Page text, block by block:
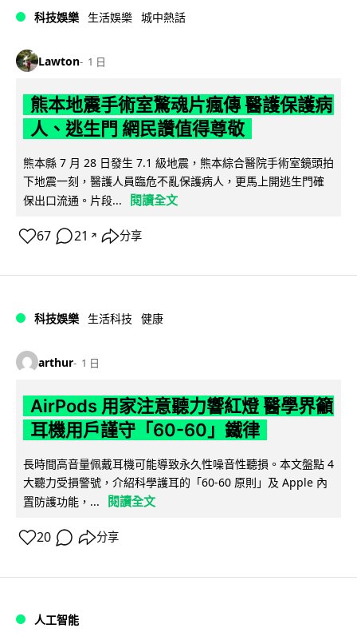
科技娛樂 生活娛樂 城中熱話
Lawton 1 日
熊本地震手術室驚魂片瘋傳 醫護保護病
人、逃生門 網民讚值得尊敬
熊本縣 7 月 28 日發生 7.1 級地震，熊本綜合醫院手術室鏡頭拍
下地震一刻，醫護人員臨危不亂保護病人，更馬上開逃生門確
保出口流通。片段...
閱讀全文
67 21 ↗ 分享
科技娛樂 生活科技 健康
arthur 1 日
AirPods 用家注意聽力響紅燈 醫學界籲
耳機用戶謹守「60-60」鐵律
長時間高音量佩戴耳機可能導致永久性噪音性聽損。本文盤點 4
大聽力受損警號，介紹科學護耳的「60-60 原則」及 Apple 內
置防護功能，...
閱讀全文
20 分享
人工智能